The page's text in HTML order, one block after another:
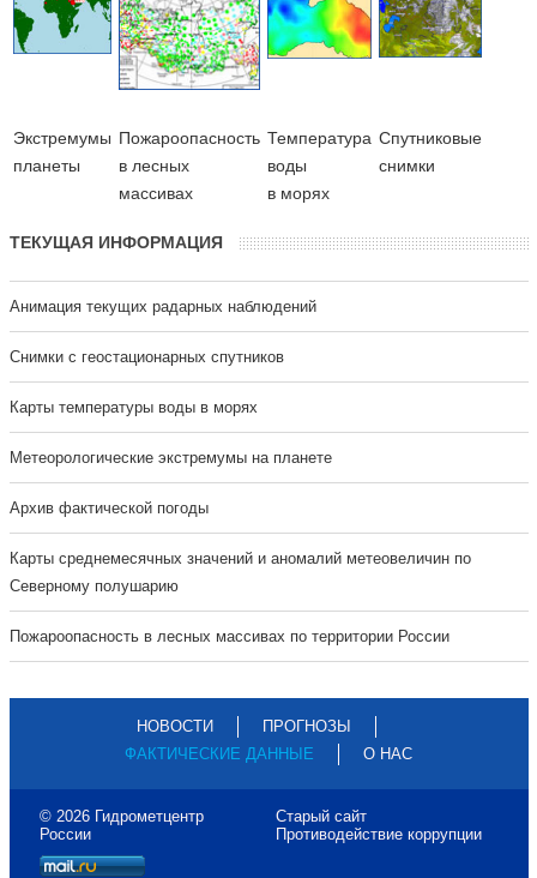
Экстремумы
планеты
Пожароопасность
в лесных
массивах
Температура
воды
в морях
Cпутниковые
снимки
ТЕКУЩАЯ ИНФОРМАЦИЯ
Анимация текущих радарных наблюдений
Cнимки с геостационарных спутников
Карты температуры воды в морях
Метеорологические экстремумы на планете
Архив фактической погоды
Карты среднемесячных значений и аномалий метеовеличин по
Северному полушарию
Пожароопасность в лесных массивах по территории России
НОВОСТИ
ПРОГНОЗЫ
ФАКТИЧЕСКИЕ ДАННЫЕ
О НАС
© 2026 Гидрометцентр
России
Старый сайт
Противодействие коррупции